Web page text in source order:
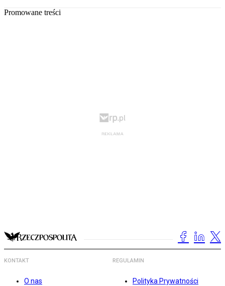
Promowane treści
KONTAKT
O nas
REGULAMIN
Polityka Prywatności